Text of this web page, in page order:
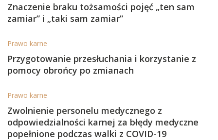
Znaczenie braku tożsamości pojęć „ten sam
zamiar” i „taki sam zamiar”
Prawo karne
Przygotowanie przesłuchania i korzystanie z
pomocy obrońcy po zmianach
Prawo karne
Zwolnienie personelu medycznego z
odpowiedzialności karnej za błędy medyczne
popełnione podczas walki z COVID-19